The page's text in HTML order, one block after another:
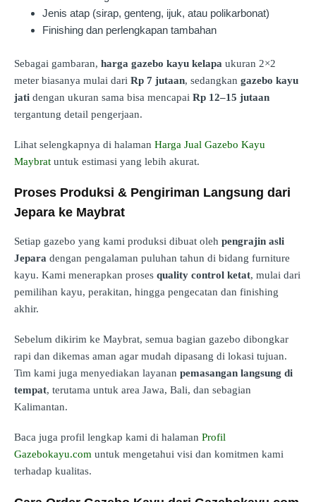
Jenis atap (sirap, genteng, ijuk, atau polikarbonat)
Finishing dan perlengkapan tambahan
Sebagai gambaran, harga gazebo kayu kelapa ukuran 2×2
meter biasanya mulai dari Rp 7 jutaan, sedangkan gazebo kayu
jati dengan ukuran sama bisa mencapai Rp 12–15 jutaan
tergantung detail pengerjaan.
Lihat selengkapnya di halaman Harga Jual Gazebo Kayu
Maybrat untuk estimasi yang lebih akurat.
Proses Produksi & Pengiriman Langsung dari
Jepara ke Maybrat
Setiap gazebo yang kami produksi dibuat oleh pengrajin asli
Jepara dengan pengalaman puluhan tahun di bidang furniture
kayu. Kami menerapkan proses quality control ketat, mulai dari
pemilihan kayu, perakitan, hingga pengecatan dan finishing
akhir.
Sebelum dikirim ke Maybrat, semua bagian gazebo dibongkar
rapi dan dikemas aman agar mudah dipasang di lokasi tujuan.
Tim kami juga menyediakan layanan pemasangan langsung di
tempat, terutama untuk area Jawa, Bali, dan sebagian
Kalimantan.
Baca juga profil lengkap kami di halaman Profil
Gazebokayu.com untuk mengetahui visi dan komitmen kami
terhadap kualitas.